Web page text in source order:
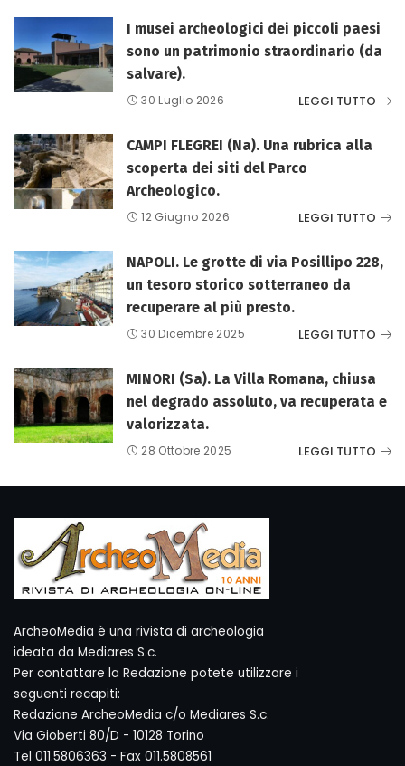
I musei archeologici dei piccoli paesi
sono un patrimonio straordinario (da
salvare).
30 Luglio 2026 LEGGI TUTTO
CAMPI FLEGREI (Na). Una rubrica alla
scoperta dei siti del Parco
Archeologico.
12 Giugno 2026 LEGGI TUTTO
NAPOLI. Le grotte di via Posillipo 228,
un tesoro storico sotterraneo da
recuperare al più presto.
30 Dicembre 2025 LEGGI TUTTO
MINORI (Sa). La Villa Romana, chiusa
nel degrado assoluto, va recuperata e
valorizzata.
28 Ottobre 2025 LEGGI TUTTO
ArcheoMedia è una rivista di archeologia
ideata da Mediares S.c.
Per contattare la Redazione potete utilizzare i
seguenti recapiti:
Redazione ArcheoMedia c/o Mediares S.c.
Via Gioberti 80/D - 10128 Torino
Tel 011.5806363 - Fax 011.5808561